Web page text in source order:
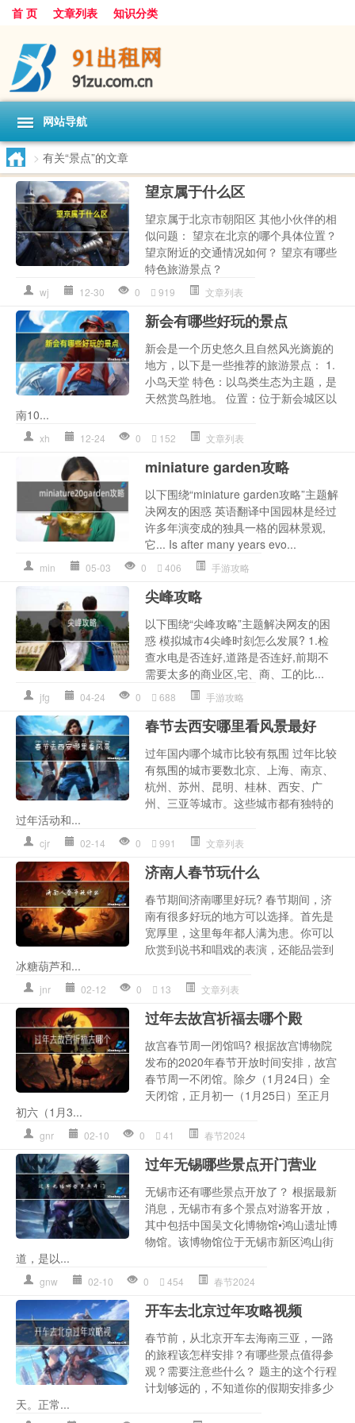
首 页 文章列表 知识分类
网站导航
> 有关“景点”的文章
望京属于什么区
望京属于北京市朝阳区 其他小伙伴的相
似问题： 望京在北京的哪个具体位置？
望京附近的交通情况如何？ 望京有哪些
特色旅游景点？
wj 12-30 0 919 文章列表
新会有哪些好玩的景点
新会是一个历史悠久且自然风光旖旎的
地方，以下是一些推荐的旅游景点： 1.
小鸟天堂 特色：以鸟类生态为主题，是
天然赏鸟胜地。 位置：位于新会城区以
南10...
xh 12-24 0 152 文章列表
miniature garden攻略
以下围绕“miniature garden攻略”主题解
决网友的困惑 英语翻译中国园林是经过
许多年演变成的独具一格的园林景观,
它... Is after many years evo...
min 05-03 0 406 手游攻略
尖峰攻略
以下围绕“尖峰攻略”主题解决网友的困
惑 模拟城市4尖峰时刻怎么发展? 1.检
查水电是否连好,道路是否连好,前期不
需要太多的商业区,宅、商、工的比...
jfg 04-24 0 688 手游攻略
春节去西安哪里看风景最好
过年国内哪个城市比较有氛围 过年比较
有氛围的城市要数北京、上海、南京、
杭州、苏州、昆明、桂林、西安、广
州、三亚等城市。这些城市都有独特的
过年活动和...
cjr 02-14 0 991 文章列表
济南人春节玩什么
春节期间济南哪里好玩? 春节期间，济
南有很多好玩的地方可以选择。首先是
宽厚里，这里每年都人满为患。你可以
欣赏到说书和唱戏的表演，还能品尝到
冰糖葫芦和...
jnr 02-12 0 13 文章列表
过年去故宫祈福去哪个殿
故宫春节周一闭馆吗? 根据故宫博物院
发布的2020年春节开放时间安排，故宫
春节周一不闭馆。除夕（1月24日）全
天闭馆，正月初一（1月25日）至正月
初六（1月3...
gnr 02-10 0 41 春节2024
过年无锡哪些景点开门营业
无锡市还有哪些景点开放了？ 根据最新
消息，无锡市有多个景点对游客开放，
其中包括中国吴文化博物馆•鸿山遗址博
物馆。该博物馆位于无锡市新区鸿山街
道，是以...
gnw 02-10 0 454 春节2024
开车去北京过年攻略视频
春节前，从北京开车去海南三亚，一路
的旅程该怎样安排？有哪些景点值得参
观？需要注意些什么？ 题主的这个行程
计划够远的，不知道你的假期安排多少
天。正常...